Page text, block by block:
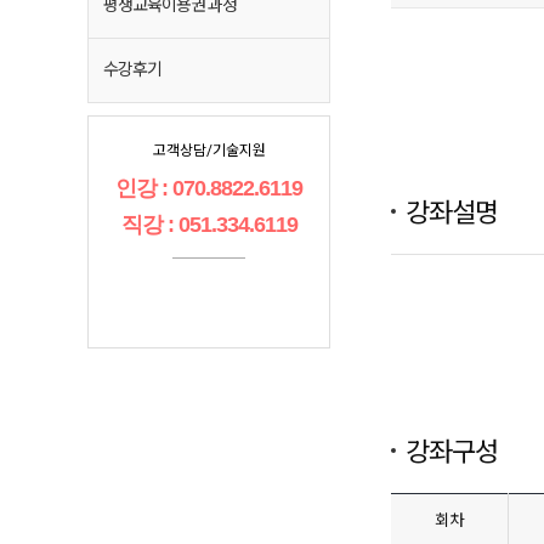
평생교육이용권 과정
수강후기
고객상담/기술지원
인강 : 070.8822.6119
직강 : 051.334.6119
강좌설명
강좌구성
회차